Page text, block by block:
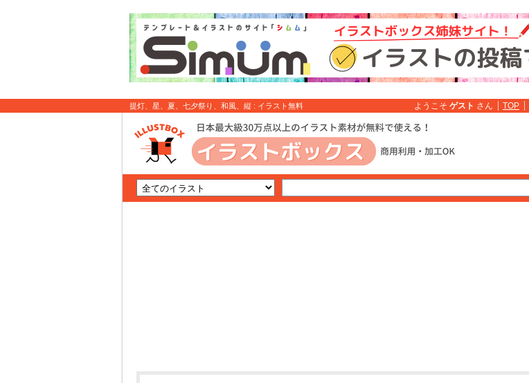
提灯、星、夏、七夕祭り、和風、縦 : イラスト無料 ようこそ ゲスト さん TOP